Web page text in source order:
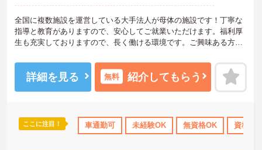
資格取得サポート 研修制度あり 産休･育休･介護休暇取得実績あり
全国に複数施設を運営している大手法人が母体の施設です！丁寧な
指導と教育がありますので、安心してご就業いただけます。福利厚
生も充実しておりますので、長く働ける環境です。ご興味ある方に
ご相談ください。
詳細を見る 無料 紹介してもらう
ここに注目！ 車通勤可 未経験OK 無資格OK 資格取